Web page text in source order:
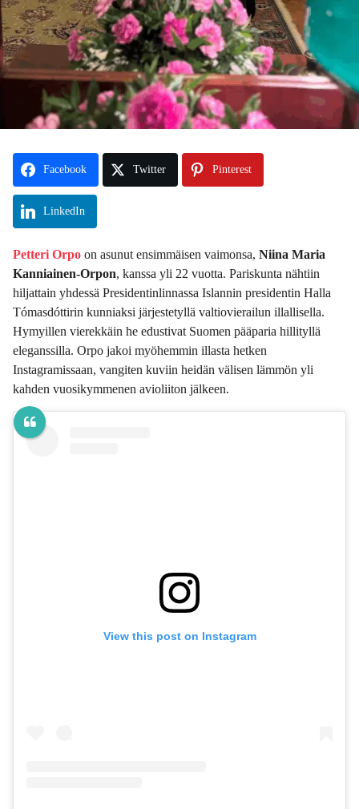
Facebook Twitter Pinterest
LinkedIn
Petteri Orpo on asunut ensimmäisen vaimonsa, Niina Maria
Kanniainen-Orpon, kanssa yli 22 vuotta. Pariskunta nähtiin
hiljattain yhdessä Presidentinlinnassa Islannin presidentin Halla
Tómasdóttirin kunniaksi järjestetyllä valtiovierailun illallisella.
Hymyillen vierekkäin he edustivat Suomen pääparia hillityllä
eleganssilla. Orpo jakoi myöhemmin illasta hetken
Instagramissaan, vangiten kuviin heidän välisen lämmön yli
kahden vuosikymmenen avioliiton jälkeen.
View this post on Instagram